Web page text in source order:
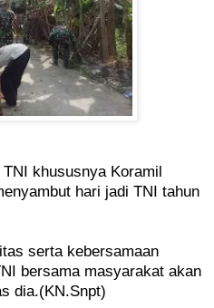
khususnya Koramil
hari jadi TNI tahun
serta kebersamaan
bersama masyarakat akan
dia.(KN.Snpt)